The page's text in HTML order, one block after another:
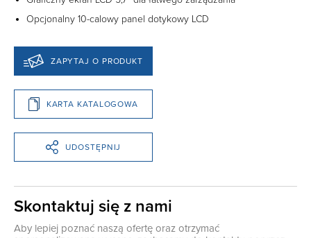
Opcjonalny 10-calowy panel dotykowy LCD
ZAPYTAJ O PRODUKT
KARTA KATALOGOWA
UDOSTĘPNIJ
Skontaktuj się z nami
Aby lepiej poznać naszą ofertę oraz otrzymać